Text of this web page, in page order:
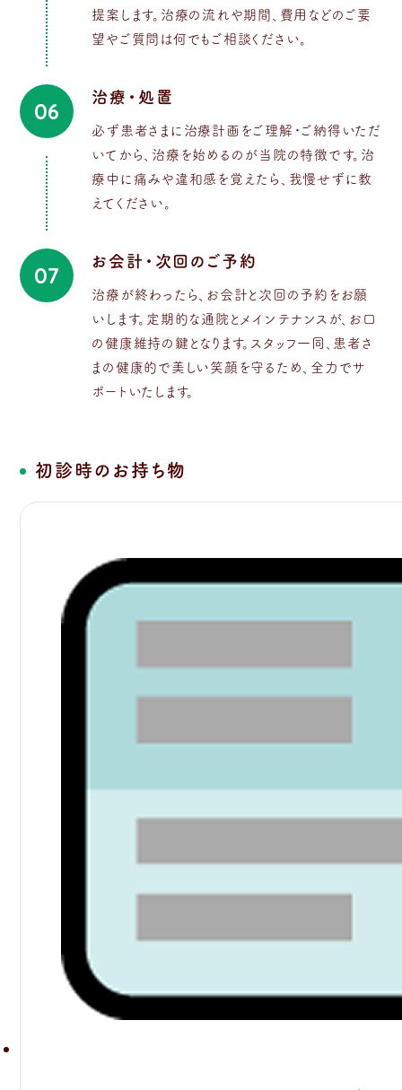
提案します。治療の流れや期間、費用などのご要
望やご質問は何でもご相談ください。
06
治療・処置
必ず患者さまに治療計画をご理解・ご納得いただ
いてから、治療を始めるのが当院の特徴です。治
療中に痛みや違和感を覚えたら、我慢せずに教
えてください。
07
お会計・次回のご予約
治療が終わったら、お会計と次回の予約をお願
いします。定期的な通院とメインテナンスが、お口
の健康維持の鍵となります。スタッフ一同、患者さ
まの健康的で美しい笑顔を守るため、全力でサ
ポートいたします。
初診時のお持ち物